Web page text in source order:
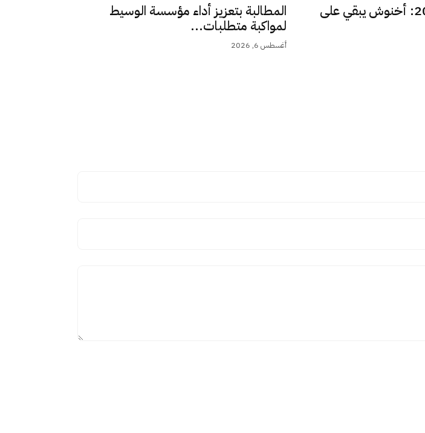
قانون المالية 2027: أخنوش يبقي على المطالبة بتعزيز أداء مؤسسة الوسيط
لمواكبة متطلبات...
أغسطس 6, 2026